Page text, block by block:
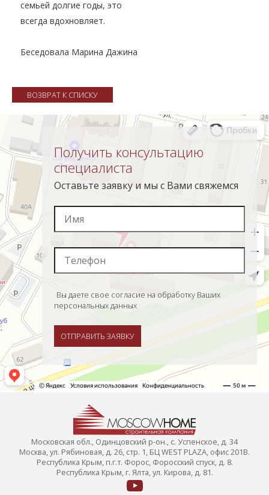
семьей долгие годы, это
всегда вдохновляет.
Беседовала Марина Дажина
ВОЗВРАТ К СПИСКУ
Получить консультацию
специалиста
Оставьте заявку и мы с Вами свяжемся
Вы даете свое согласие на обработку Ваших
персональных данных
ОТПРАВИТЬ ЗАЯВКУ
Московская обл., Одинцовский р-он., с. Успенское, д. 34
Москва, ул. Рябиновая, д. 26, стр. 1, БЦ WEST PLAZA, офис 201В.
Республика Крым, п.г.т. Форос, Форосский спуск, д. 8.
Республика Крым, г. Ялта, ул. Кирова, д. 81.